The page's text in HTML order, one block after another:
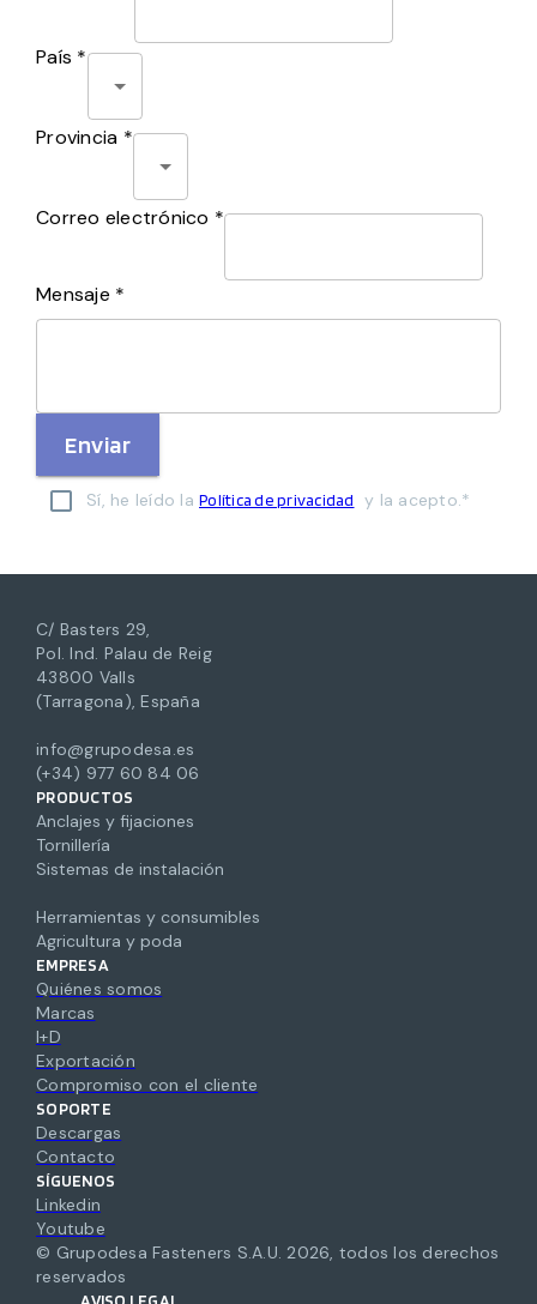
País *
Provincia *
Correo electrónico *
Mensaje *
Enviar
Sí, he leído la Política de privacidad y la acepto.*
C/ Basters 29,
Pol. Ind. Palau de Reig
43800 Valls
(Tarragona), España
info@grupodesa.es
(+34) 977 60 84 06
PRODUCTOS
Anclajes y fijaciones
Tornillería
Sistemas de instalación
Herramientas y consumibles
Agricultura y poda
EMPRESA
Quiénes somos
Marcas
I+D
Exportación
Compromiso con el cliente
SOPORTE
Descargas
Contacto
SÍGUENOS
Linkedin
Youtube
© Grupodesa Fasteners S.A.U. 2026, todos los derechos
reservados